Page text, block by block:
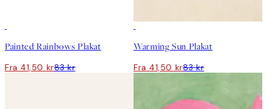
Painted Rainbows Plakat
Fra 41,50 kr83 kr
Warming Sun Plakat
Fra 41,50 kr83 kr